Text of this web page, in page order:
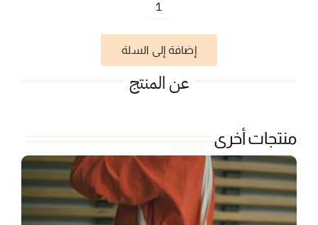
كمية
سيل
النجوم
إضافة إلى السلة
عن المنتج
منتجات أخرى